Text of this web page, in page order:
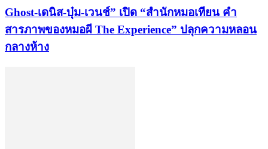
Ghost-เดนิส-บุ๋ม-เวนช์” เปิด “สำนักหมอเทียน คำ
สารภาพของหมอผี The Experience” ปลุกความหลอน
กลางห้าง